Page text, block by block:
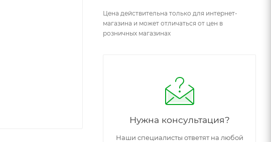
Цена действительна только для интернет-
магазина и может отличаться от цен в
розничных магазинах
Нужна консультация?
Наши специалисты ответят на любой